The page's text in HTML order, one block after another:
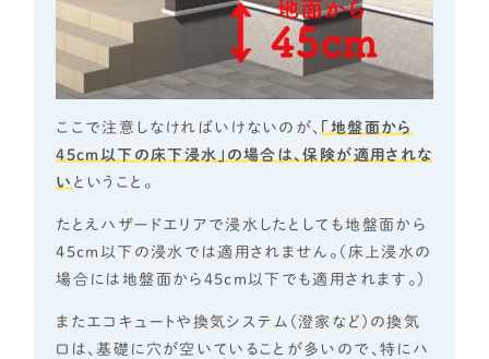
ここで注意しなければいけないのが、
「地盤面から
45cm以下の床下浸水」の場合は、保険が適用されな
い ということ。
たとえハザードエリアで浸水したとしても地盤面から
45cm以下の浸水では適用されません。（床上浸水の
場合には地盤面から45cm以下でも適用されます。）
またエコキュートや換気システム（澄家など）の換気
口は、基礎に穴が空いていることが多いので、特にハ